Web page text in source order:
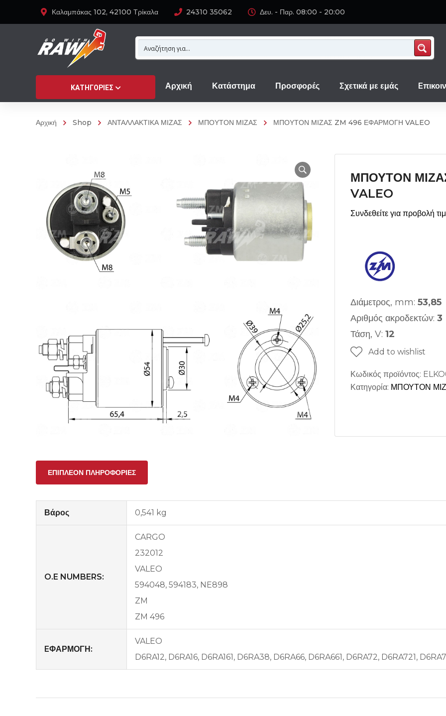
Καλαμπάκας 102, 42100 Τρίκαλα 24310 35062 Δευ. - Παρ. 08:00 - 20:00
ΚΑΤΗΓΟΡΊΕΣ Αρχική Κατάστημα Προσφορές Σχετικά με εμάς
Αρχική Shop ΑΝΤΑΛΛΑΚΤΙΚΑ ΜΙΖΑΣ ΜΠΟΥΤΟΝ ΜΙΖΑΣ ΜΠΟΥΤΟΝ ΜΙΖΑΣ ZM 496 ΕΦΑΡΜΟΓΗ VALEO
ΜΠΟΥΤΟΝ
VALEO
Συνδεθείτε για προβολή
Διάμετρος, mm: 53,85
Αριθμός ακροδεκτών: 3
Τάση, V: 12
Add to wishlist
Κωδικός προϊόντος:
Κατηγορία: ΜΠΟΥΤΟΝ
ΕΠΙΠΛΈΟΝ ΠΛΗΡΟΦΟΡΊΕΣ
Βάρος 0,541 kg
O.E NUMBERS:
CARGO
232012
VALEO
594048, 594183, NE898
ZM
ZM 496
EΦΑΡΜΟΓΗ:
VALEO
D6RA12, D6RA16, D6RA161, D6RA38, D6RA66, D6RA661, D6RA72, D6RA721,